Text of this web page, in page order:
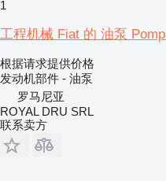
1
工程机械 Fiat 的 油泵
根据请求提供价格
发动机部件 - 油泵
罗马尼亚
ROYAL DRU SRL
联系卖方